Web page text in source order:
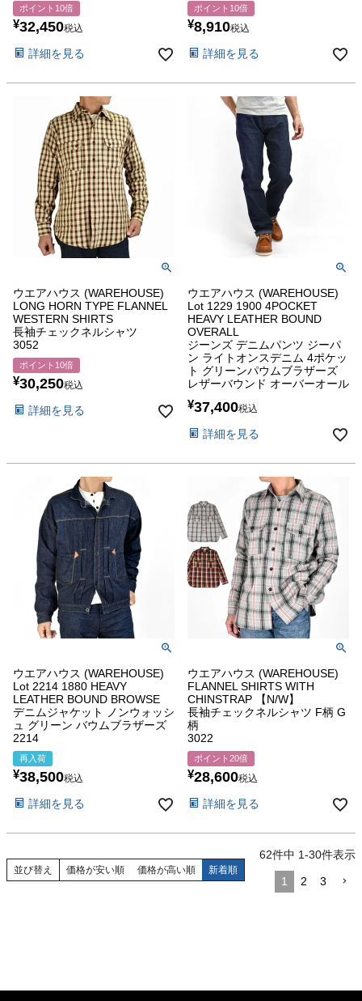
ポイント10倍
¥32,450税込
詳細を見る
ポイント10倍
¥8,910税込
詳細を見る
ウエアハウス (WAREHOUSE)
LONG HORN TYPE FLANNEL
WESTERN SHIRTS
長袖チェックネルシャツ
3052
ポイント10倍
¥30,250税込
詳細を見る
ウエアハウス (WAREHOUSE)
Lot 1229 1900 4POCKET
HEAVY LEATHER BOUND
OVERALL
ジーンズ デニムパンツ ジーパ
ン ライトオンスデニム 4ポケッ
ト グリーンパウムブラザーズ
レザーバウンド オーバーオール
¥37,400税込
詳細を見る
ウエアハウス (WAREHOUSE)
Lot 2214 1880 HEAVY
LEATHER BOUND BROWSE
デニムジャケット ノンウォッシ
ュ グリーン バウムブラザーズ
2214
再入荷
¥38,500税込
詳細を見る
ウエアハウス (WAREHOUSE)
FLANNEL SHIRTS WITH
CHINSTRAP 【N/W】
長袖チェックネルシャツ F柄 G
柄
3022
ポイント20倍
¥28,600税込
詳細を見る
並び替え 価格が安い順 価格が高い順 新着順
62件中 1-30件表示
1 2 3